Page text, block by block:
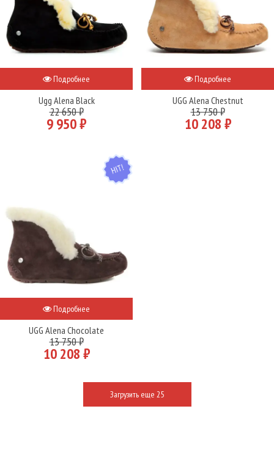
Подробнее
Ugg Alena Black
22 650 ₽
9 950 ₽
Подробнее
UGG Alena Chestnut
13 750 ₽
10 208 ₽
HIT
Подробнее
UGG Alena Chocolate
13 750 ₽
10 208 ₽
Загрузить еще 25